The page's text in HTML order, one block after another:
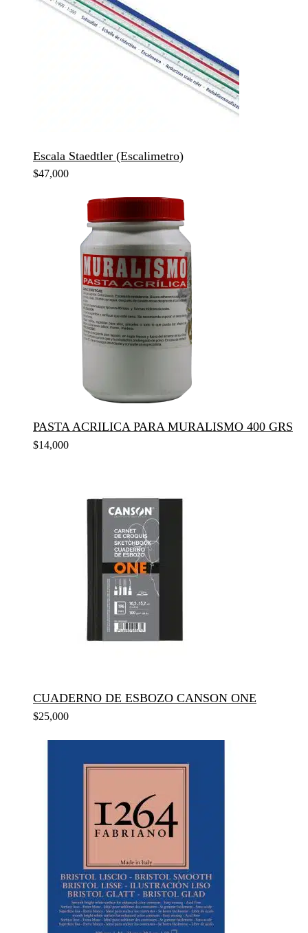
Escala Staedtler (Escalimetro)
$47,000
PASTA ACRILICA PARA MURALISMO 400 GRS
$14,000
CUADERNO DE ESBOZO CANSON ONE
$25,000